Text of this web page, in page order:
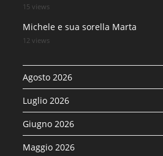
15 views
Michele e sua sorella Marta
12 views
Agosto 2026
Luglio 2026
Giugno 2026
Maggio 2026